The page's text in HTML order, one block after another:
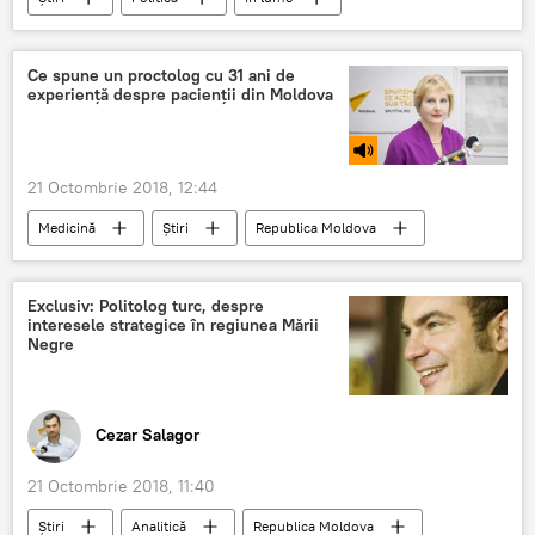
Relații internaționale
SUA
Rusia
Trump
din nou
socheaza
vrea sa faca asta
Ce spune un proctolog cu 31 ani de
experiență despre pacienții din Moldova
21 Octombrie 2018, 12:44
Medicină Știri
Republica Moldova
Podcasturi
Societate
Podcasturi
Moldova
medic
tratament
intervenții chirurgicale
Exclusiv: Politolog turc, despre
interesele strategice în regiunea Mării
Negre
Cezar Salagor
21 Octombrie 2018, 11:40
Știri Analitică
Republica Moldova